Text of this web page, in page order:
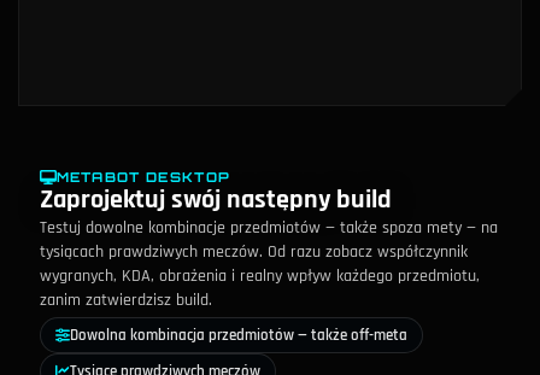
METABOT DESKTOP
Zaprojektuj swój następny build
Testuj dowolne kombinacje przedmiotów — także spoza mety — na
tysiącach prawdziwych meczów. Od razu zobacz współczynnik
wygranych, KDA, obrażenia i realny wpływ każdego przedmiotu,
zanim zatwierdzisz build.
Dowolna kombinacja przedmiotów — także off-meta